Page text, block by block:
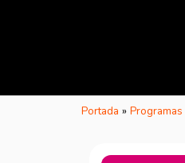
Portada » Programas